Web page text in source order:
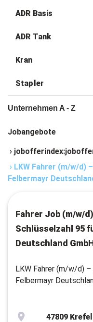
ADR Basis
ADR Tank
Kran
Stapler
Unternehmen A - Z
Jobangebote
›
› LKW Fahrer (m/w/d)
Felbermayr
Fahrer Job (m/w/
Schlüsselzahl 95
Deutschland
LKW Fahrer (m/w/d)
Felbermayr
47809